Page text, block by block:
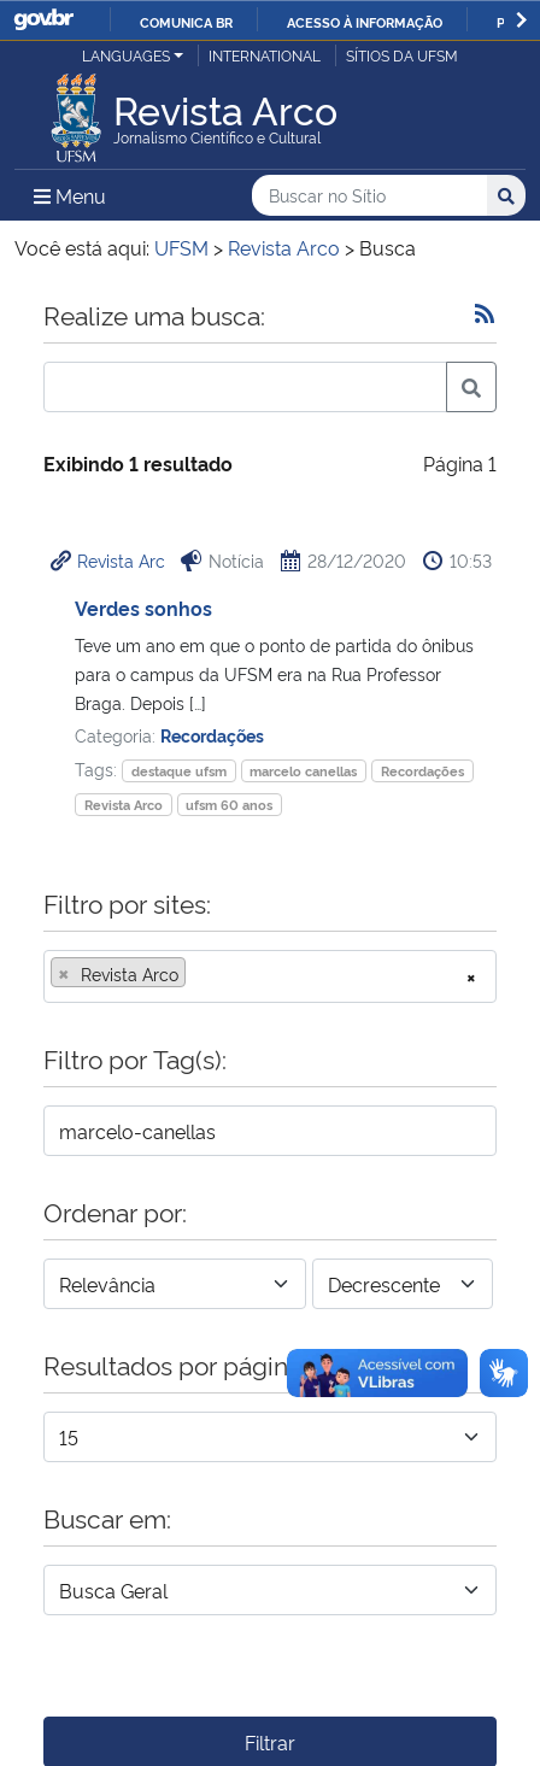
IR
O
COMUNICA BR ACESSO À INFORMAÇÃO
Ministério da Justiça e Segurança Pública
Ministério da Defesa
Ministério das Relações Exteriores
Ministério da Economia
Ministério da Infraestrutura
Ministério da Cidadania
Ministério de Minas e Energia
Ministério da Ciência, Tecnologia, Inovações e Comunicações
Ministério do Meio Ambiente
Controladoria-Geral da União
Ministério da Mulher, da Família e dos Direitos Humanos
Secretaria-Geral
Gabinete de Segurança Institucional
Banco Central do Brasil
Planalto
LANGUAGES INTERNATIONAL SÍTIOS DA UFSM
Revista Arco
Jornalismo Científico e Cultural
Menu Menu Principal do Sítio
Busca
Buscar no no Sítio
Busca:
Você está aqui: UFSM > Revista Arco > Busca
Início do conteúdo
Realize uma busca:
Exibindo 1 resultado Página 1
Revista Arc Notícia 28/12/2020 10:53
Verdes sonhos
Teve um ano em que o ponto de partida do ônibus
para o campus da UFSM era na Rua Professor
Braga. Depois […]
Categoria: Recordações
Tags:
destaque ufsm marcelo canellas
Recordações
Revista Arco
ufsm 60 anos
Filtro por sites:
×
× Revista Arco
Filtro por Tag(s):
Ordenar por:
Resultados por página:
Buscar em:
Filtrar